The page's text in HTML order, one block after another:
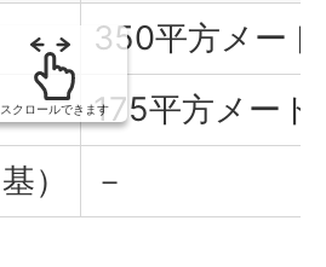
350平方メー
175平方メート
）
－
スクロールできます